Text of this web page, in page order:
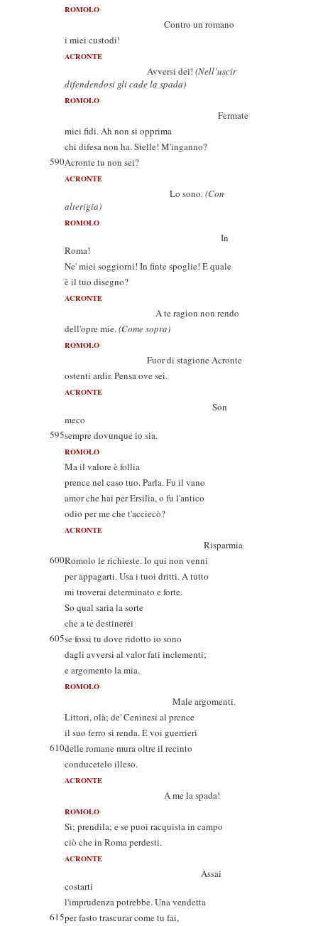
ROMOLO
Contro un romano
i miei custodi!
ACRONTE
Avversi dei! (Nell’uscir
difendendosi gli cade la spada)
ROMOLO
Fermate
miei fidi. Ah non si opprima
chi difesa non ha. Stelle! M'inganno?
590Acronte tu non sei?
ACRONTE
Lo sono.(Con
alterigia)
ROMOLO
In
Roma!
Ne' miei soggiorni! In finte spoglie! E quale
è il tuo disegno?
ACRONTE
A te ragion non rendo
dell'opre mie.(Come sopra)
ROMOLO
Fuor di stagione Acronte
ostenti ardir. Pensa ove sei.
ACRONTE
Son
meco
595sempre dovunque io sia.
ROMOLO
Ma il valore è follia
prence nel caso tuo. Parla. Fu il vano
amor che hai per Ersilia, o fu l'antico
odio per me che t'acciecò?
ACRONTE
Risparmia
600Romolo le richieste. Io qui non venni
per appagarti. Usa i tuoi dritti. A tutto
mi troverai determinato e forte.
So qual saria la sorte
che a te destinerei
605se fossi tu dove ridotto io sono
dagli avversi al valor fati inclementi;
e argomento la mia.
ROMOLO
Male argomenti.
Littori, olà; de' Ceninesi al prence
il suo ferro si renda. E voi guerrieri
610delle romane mura oltre il recinto
conducetelo illeso.
ACRONTE
A me la spada!
ROMOLO
Sì; prendila; e se puoi racquista in campo
ciò che in Roma perdesti.
ACRONTE
Assai
costarti
l'imprudenza potrebbe. Una vendetta
615per fasto trascurar come tu fai,